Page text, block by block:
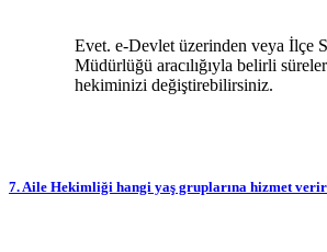
Evet. e-Devlet üzerinden veya İlçe
Müdürlüğü aracılığıyla belirli
hekiminizi değiştirebilirsiniz.
7. Aile Hekimliği hangi yaş gruplarına hizmet